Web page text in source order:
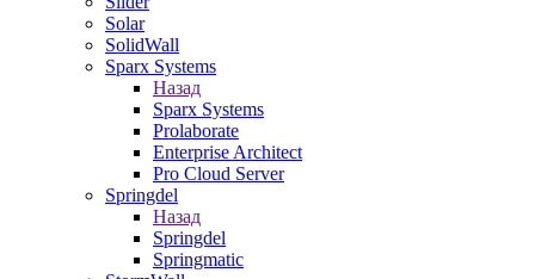
Solar
SolidWall
Sparx Systems
Назад
Sparx Systems
Prolaborate
Enterprise Architect
Pro Cloud Server
Springdel
Назад
Springdel
Springmatic